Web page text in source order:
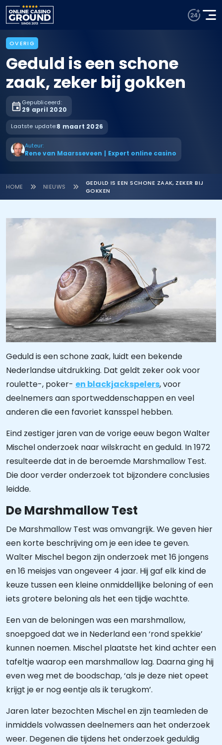
OVERIG
Geduld is een schone
zaak, zeker bij gokken
Gepubliceerd:
29 april 2020
Laatste update:8 maart 2026
Auteur:
Rene van Maarsseveen | Expert online casino
HOME NIEUWS
GEDULD IS EEN SCHONE ZAAK, ZEKER BIJ
GOKKEN
Geduld is een schone zaak, luidt een bekende
Nederlandse uitdrukking. Dat geldt zeker ook voor
roulette-, poker- en blackjackspelers, voor
deelnemers aan sportweddenschappen en veel
anderen die een favoriet kansspel hebben.
Eind zestiger jaren van de vorige eeuw begon Walter
Mischel onderzoek naar wilskracht en geduld. In 1972
resulteerde dat in de beroemde Marshmallow Test.
Die door verder onderzoek tot bijzondere conclusies
leidde.
De Marshmallow Test
De Marshmallow Test was omvangrijk. We geven hier
een korte beschrijving om je een idee te geven.
Walter Mischel begon zijn onderzoek met 16 jongens
en 16 meisjes van ongeveer 4 jaar. Hij gaf elk kind de
keuze tussen een kleine onmiddellijke beloning of een
iets grotere beloning als het een tijdje wachtte.
Een van de beloningen was een marshmallow,
snoepgoed dat we in Nederland een ‘rond spekkie’
kunnen noemen. Mischel plaatste het kind achter een
tafeltje waarop een marshmallow lag. Daarna ging hij
even weg met de boodschap, ‘als je deze niet opeet
krijgt je er nog eentje als ik terugkom’.
Jaren later bezochten Mischel en zijn teamleden de
inmiddels volwassen deelnemers aan het onderzoek
weer. Degenen die tijdens het onderzoek geduldig